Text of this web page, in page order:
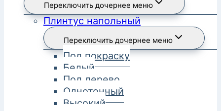
Переключить дочернее меню
Плинтус напольный
Переключить дочернее меню
Под покраску
Белый
Под дерево
Однотонный
Высокий